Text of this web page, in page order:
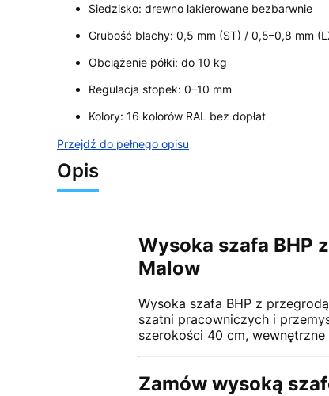
Siedzisko: drewno lakierowane bezbarwnie
Grubość blachy: 0,5 mm (ST) / 0,5–0,8 mm
Obciążenie półki: do 10 kg
Regulacja stopek: 0–10 mm
Kolory: 16 kolorów RAL bez dopłat
Przejdź do pełnego opisu
Opis
Wysoka szafa BHP
Malow
Wysoka szafa BHP z
szatni pracowniczych i
szerokości 40 cm,
Zamów wysoką